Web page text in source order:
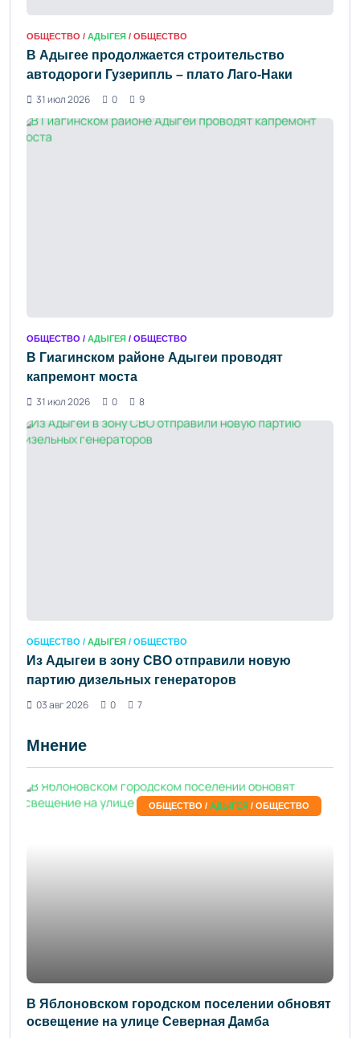
ОБЩЕСТВО / АДЫГЕЯ / ОБЩЕСТВО
В Адыгее продолжается строительство
автодороги Гузерипль – плато Лаго-Наки
31 июл 2026
0 9
ОБЩЕСТВО / АДЫГЕЯ / ОБЩЕСТВО
В Гиагинском районе Адыгеи проводят
капремонт моста
31 июл 2026
0 8
ОБЩЕСТВО / АДЫГЕЯ / ОБЩЕСТВО
Из Адыгеи в зону СВО отправили новую
партию дизельных генераторов
03 авг 2026
0 7
Мнение
ОБЩЕСТВО / АДЫГЕЯ / ОБЩЕСТВО
В Яблоновском городском поселении обновят
освещение на улице Северная Дамба